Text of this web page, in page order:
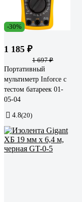
-30%
1 185 ₽
1 697 ₽
Портативный
мультиметр Inforce с
тестом батареек 01-
05-04
4.8(20)